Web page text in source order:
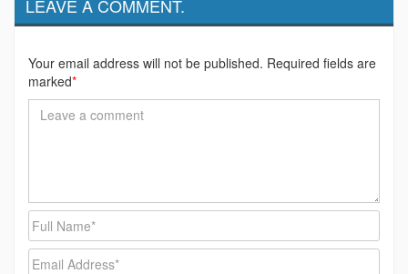
LEAVE A COMMENT.
Your email address will not be published. Required fields are
marked*